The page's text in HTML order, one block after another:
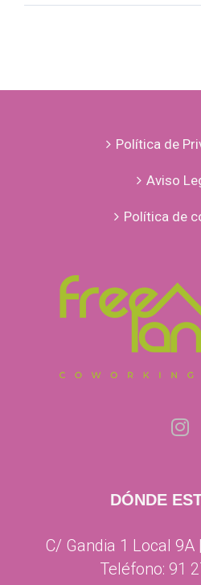
Política de
Aviso
Política de
DÓNDE
C/ Gandia 1 Local 9A
Teléfono: 91